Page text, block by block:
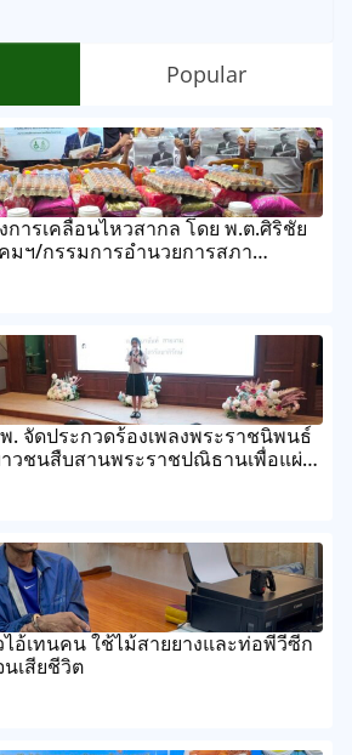
Popular
ารเคลื่อนไหวสากล โดย พ.ต.ศิริชัย
มฯ/กรรมการอำนวยการสภา
ระเทศไทย
จัดประกวดร้องเพลงพระราชนิพนธ์
าวชนสืบสานพระราชปณิธานเพื่อแผ่น
ไอ้เทนคน ใช้ไม้สายยางและท่อพีวีซีก
เสียชีวิต